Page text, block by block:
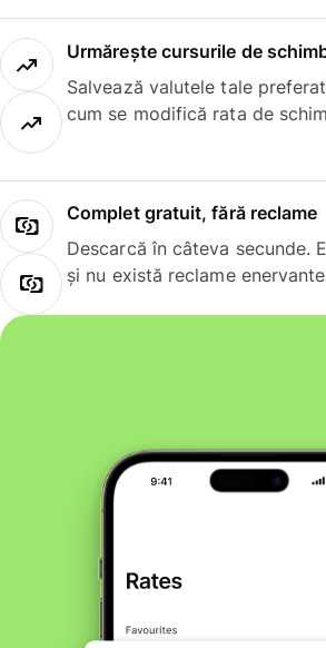
Urmărește cursurile de
Salvează valutele tale
cum se modifică rata de
Complet gratuit, fără reclame
Descarcă în câteva secunde.
și nu există reclame